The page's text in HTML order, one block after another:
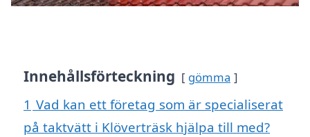
Innehållsförteckning gömma
1 Vad kan ett företag som är specialiserat
på taktvätt i Klöverträsk hjälpa till med?